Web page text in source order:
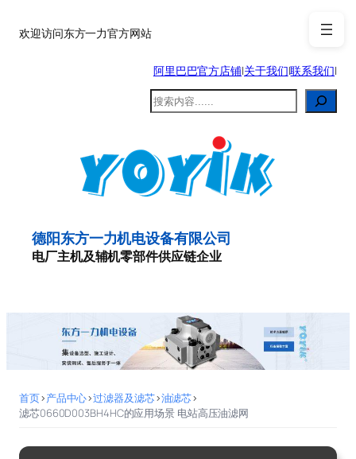
至欢迎访问东方一力官方网站
阿里巴巴官方店铺|关于我们|联系我们|
搜
索
德阳东方一力机电设备有限公司
电厂主机及辅机零部件供应链企业
首页>产品中心>过滤器及滤芯>油滤芯>
滤芯0660D003BH4HC的应用场景 电站高压油滤网